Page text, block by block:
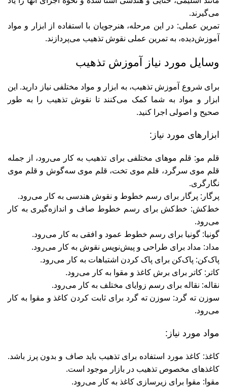
می‌گیرند.
تمرین عملی: در این مرحله، هنرجویان با استفاده از ابزار و مواد
آموزش‌دیده، به تمرین عملی نقوش تذهیب می‌پردازند.
وسایل مورد نیاز آموزش تذهیب
برای شروع آموزش تذهیب، به ابزار و مواد مختلفی نیاز دارید. این
ابزار و مواد به شما کمک می‌کنند تا نقوش تذهیب را به طور
صحیح و اصولی اجرا کنید.
ابزارهای مورد نیاز:
قلم مو: قلم موهای مختلفی برای تذهیب به کار می‌رود، از جمله
قلم موی سرگرد، قلم موی تخت، قلم موی سه‌گوش و قلم موی
نگارگری.
پرگار: پرگار برای رسم خطوط و نقوش هندسی به کار می‌رود.
خط‌کش: خط‌کش برای رسم خطوط صاف و اندازه‌گیری به کار
می‌رود.
گونیا: گونیا برای رسم خطوط عمود و افقی به کار می‌رود.
مداد: مداد برای طراحی و پیش‌نویس نقوش به کار می‌رود.
پاک‌کن: پاک‌کن برای پاک کردن اشتباهات به کار می‌رود.
کاتر: کاتر برای برش کاغذ و مقوا به کار می‌رود.
نقاله: نقاله برای رسم زوایای مختلف به کار می‌رود.
سوزن ته گرد: سوزن ته گرد برای ثابت کردن کاغذ و مقوا به کار
می‌رود.
مواد مورد نیاز:
کاغذ: کاغذ مورد استفاده برای تذهیب باید صاف و بدون پرز باشد.
کاغذهای مخصوص تذهیب در بازار موجود است.
مقوا: مقوا برای زیرسازی کاغذ به کار می‌رود.